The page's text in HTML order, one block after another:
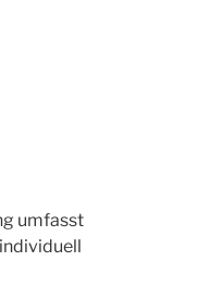
umfasst